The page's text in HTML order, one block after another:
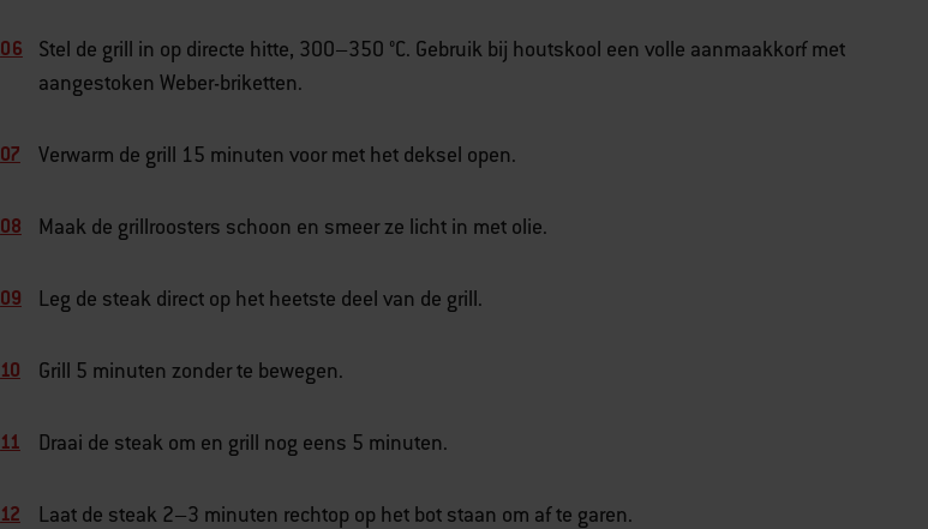
Stel de grill in op directe hitte, 300–350 °C. Gebruik bij houtskool een volle aanmaakkorf met
aangestoken Weber-briketten.
Verwarm de grill 15 minuten voor met het deksel open.
Maak de grillroosters schoon en smeer ze licht in met olie.
Leg de steak direct op het heetste deel van de grill.
Grill 5 minuten zonder te bewegen.
Draai de steak om en grill nog eens 5 minuten.
Laat de steak 2–3 minuten rechtop op het bot staan om af te garen.